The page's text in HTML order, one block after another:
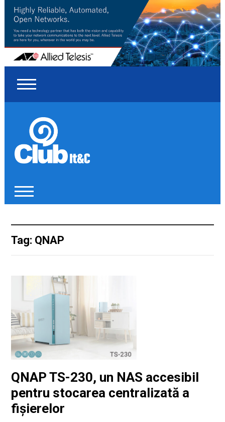
Tag: QNAP
QNAP TS-230, un NAS accesibil
pentru stocarea centralizată a
fișierelor